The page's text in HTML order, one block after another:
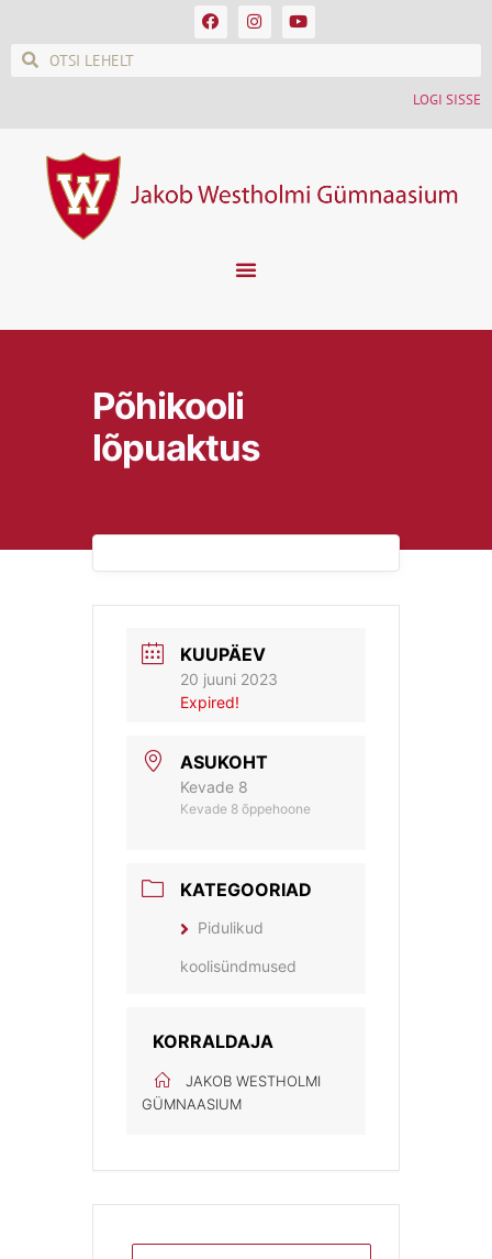
LOGI SISSE
Põhikooli
lõpuaktus
KUUPÄEV
20 juuni 2023
Expired!
ASUKOHT
Kevade 8
Kevade 8 õppehoone
KATEGOORIAD
Pidulikud
koolisündmused
KORRALDAJA
JAKOB WESTHOLMI
GÜMNAASIUM